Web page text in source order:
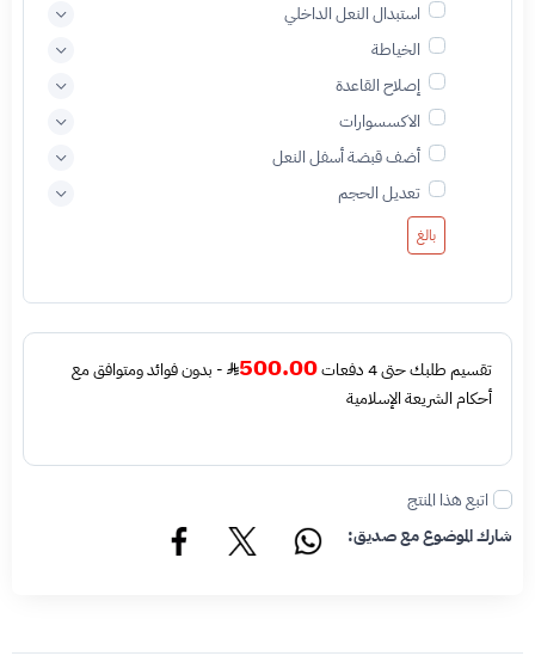
استبدال النعل الداخلي
الخياطة
إصلاح القاعدة
الاكسسوارات
أضف قبضة أسفل النعل
تعديل الحجم
بالغ
تقسيم طلبك حتى 4 دفعات 500.00
- بدون فوائد ومتوافق مع
أحكام الشريعة الإسلامية
اتبع هذا المنتج
شارك الموضوع مع صديق: